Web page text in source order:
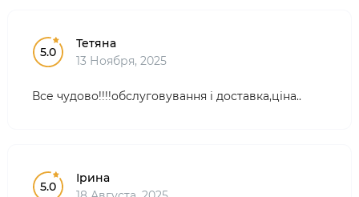
5.0
Тетяна
13 Ноября, 2025
Все чудово!!!!обслуговування і доставка,ціна..
5.0
Ірина